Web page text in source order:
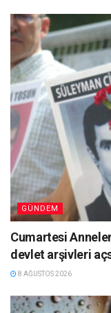
GÜNDEM
Cumartesi
devlet arşivleri
8 AĞUSTOS 2026